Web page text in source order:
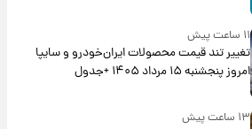
۱۱ ساعت پیش
تغییر تند قیمت محصولات ایران‌خودرو و سایپا
امروز پنجشنبه ۱۵ مرداد ۱۴۰۵ +جدول
۱۳ ساعت پیش